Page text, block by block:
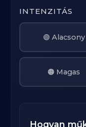
INTENZITÁS
🟢 Alacsony
🟠 Magas
Hogyan